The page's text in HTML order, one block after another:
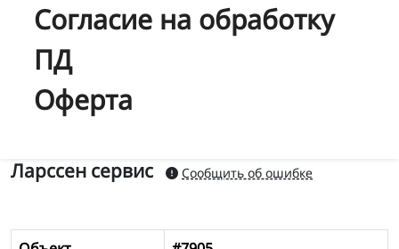
Согласие на обработку
ПД
Оферта
Ларссен сервис Сообщить об ошибке